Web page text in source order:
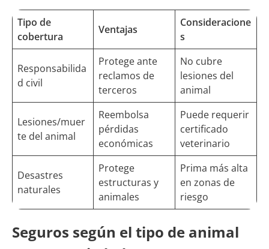
Tipo de
cobertura
Ventajas
Consideracione
s
Responsabilida
d civil
Protege ante
reclamos de
terceros
No cubre
lesiones del
animal
Lesiones/muer
te del animal
Reembolsa
pérdidas
económicas
Puede requerir
certificado
veterinario
Desastres
naturales
Protege
estructuras y
animales
Prima más alta
en zonas de
riesgo
Seguros según el tipo de animal